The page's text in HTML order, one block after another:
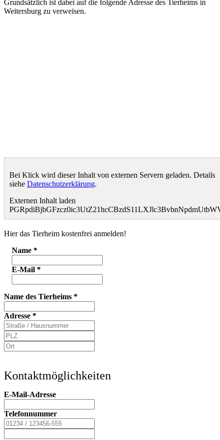
Grundsätzlich ist dabei auf die folgende Adresse des Tierheims in
Weitersburg zu verweisen.
Bei Klick wird dieser Inhalt von externen Servern geladen. Details
siehe Datenschutzerklärung.
Externen Inhalt laden
Hier das Tierheim kostenfrei anmelden!
Name *
E-Mail *
Name des Tierheims *
Adresse *
Kontaktmöglichkeiten
E-Mail-Adresse
Telefonnummer